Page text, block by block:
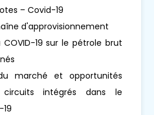
– Covid-19
d'approvisionnement
COVID-19 sur le pétrole brut
marché et opportunités
circuits intégrés dans le